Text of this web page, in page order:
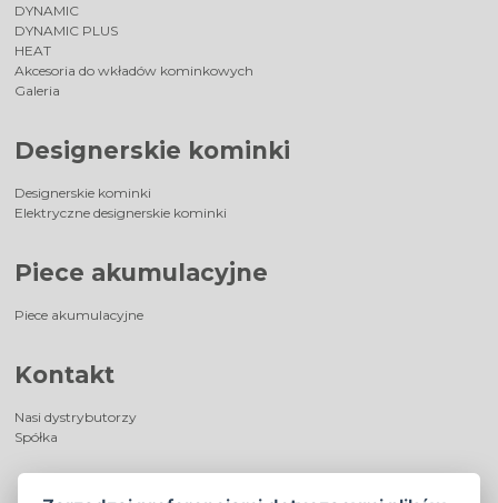
DYNAMIC
DYNAMIC PLUS
HEAT
Akcesoria do wkładów kominkowych
Galeria
Designerskie kominki
Designerskie kominki
Elektryczne designerskie kominki
Piece akumulacyjne
Piece akumulacyjne
Kontakt
Nasi dystrybutorzy
Spółka